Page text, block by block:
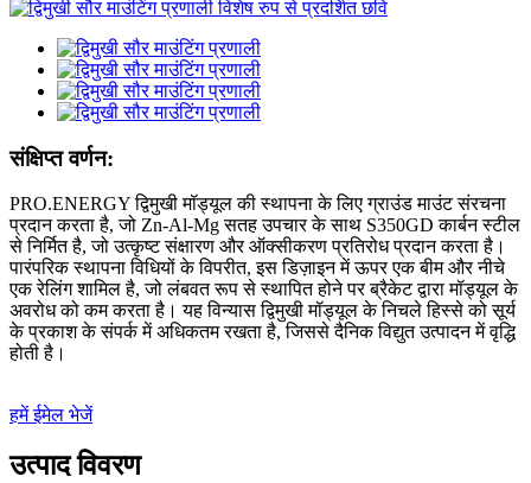
संक्षिप्त वर्णन:
PRO.ENERGY द्विमुखी मॉड्यूल की स्थापना के लिए ग्राउंड माउंट संरचना
प्रदान करता है, जो Zn-Al-Mg सतह उपचार के साथ S350GD कार्बन स्टील
से निर्मित है, जो उत्कृष्ट संक्षारण और ऑक्सीकरण प्रतिरोध प्रदान करता है।
पारंपरिक स्थापना विधियों के विपरीत, इस डिज़ाइन में ऊपर एक बीम और नीचे
एक रेलिंग शामिल है, जो लंबवत रूप से स्थापित होने पर ब्रैकेट द्वारा मॉड्यूल के
अवरोध को कम करता है। यह विन्यास द्विमुखी मॉड्यूल के निचले हिस्से को सूर्य
के प्रकाश के संपर्क में अधिकतम रखता है, जिससे दैनिक विद्युत उत्पादन में वृद्धि
होती है।
हमें ईमेल भेजें
उत्पाद विवरण